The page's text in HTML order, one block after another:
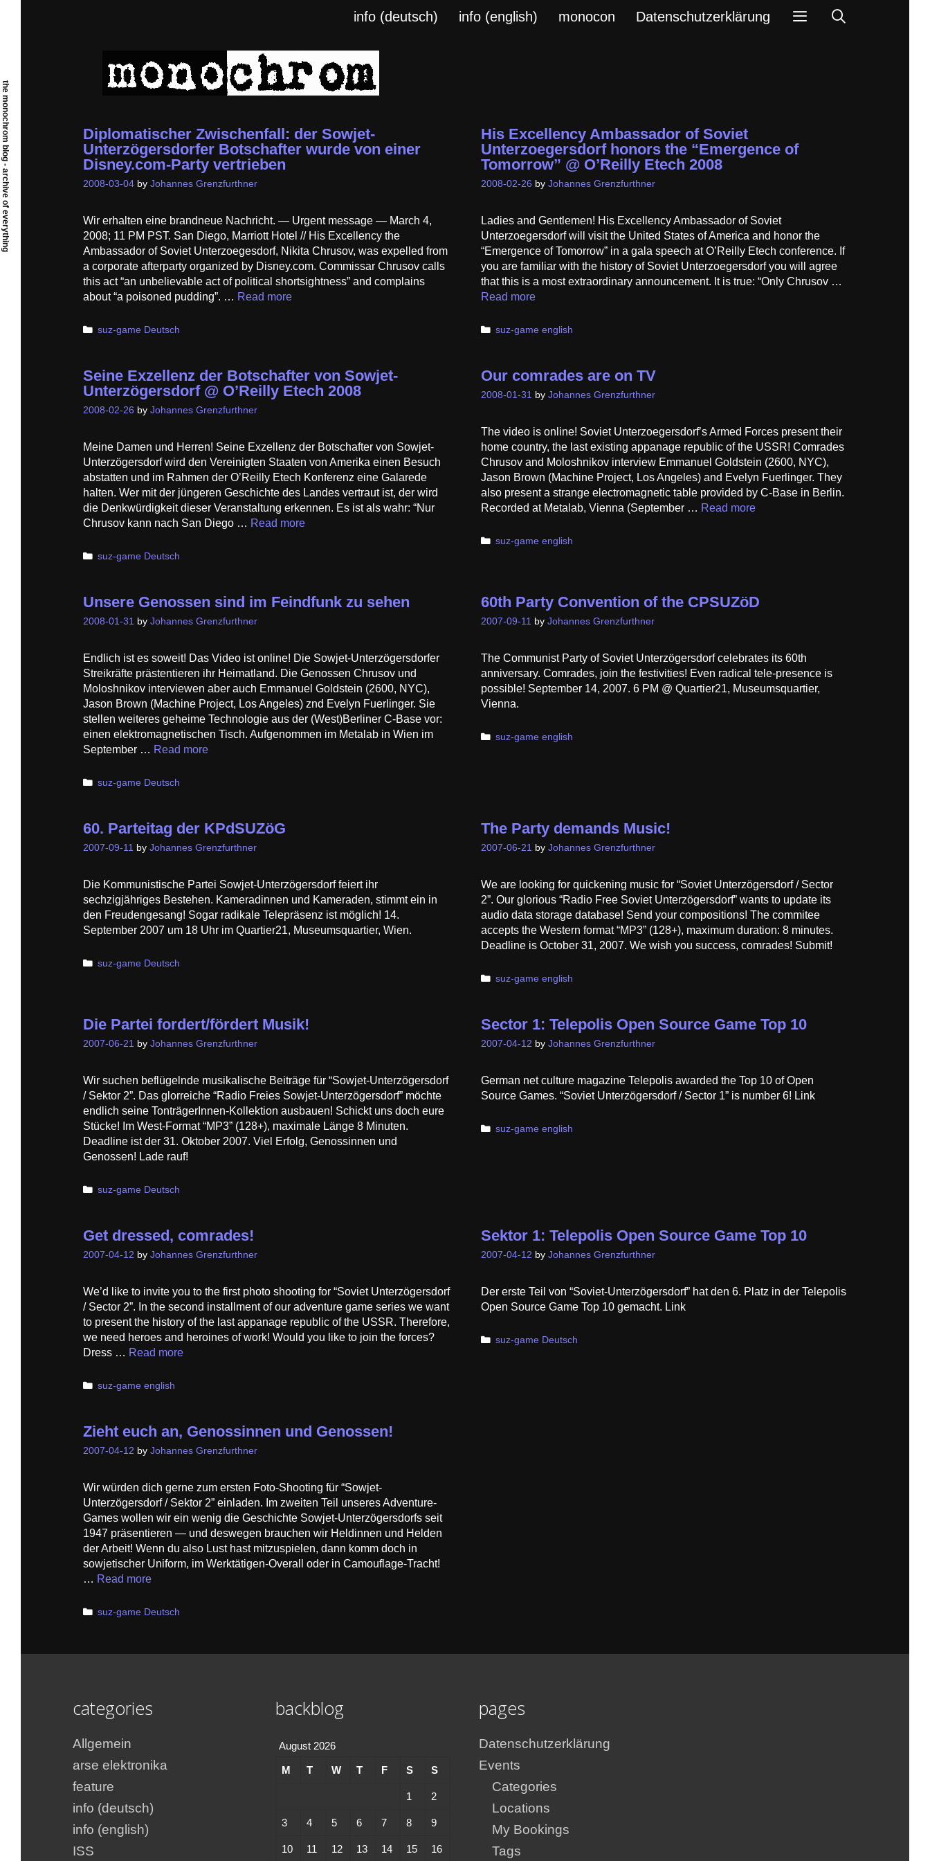
info (deutsch) info (english) monocon Datenschutzerklärung
Diplomatischer Zwischenfall: der Sowjet-
Unterzögersdorfer Botschafter wurde von einer
Disney.com-Party vertrieben
2008-03-04 by Johannes Grenzfurthner
Wir erhalten eine brandneue Nachricht. — Urgent message — March 4,
2008; 11 PM PST. San Diego, Marriott Hotel // His Excellency the
Ambassador of Soviet Unterzoegesdorf, Nikita Chrusov, was expelled from
a corporate afterparty organized by Disney.com. Commissar Chrusov calls
this act “an unbelievable act of political shortsightness” and complains
about “a poisoned pudding”. … Read more
Categories
suz-game Deutsch
His Excellency Ambassador of Soviet
Unterzoegersdorf honors the “Emergence of
Tomorrow” @ O’Reilly Etech 2008
2008-02-26 by Johannes Grenzfurthner
Ladies and Gentlemen! His Excellency Ambassador of Soviet
Unterzoegersdorf will visit the United States of America and honor the
“Emergence of Tomorrow” in a gala speech at O’Reilly Etech conference. If
you are familiar with the history of Soviet Unterzoegersdorf you will agree
that this is a most extraordinary announcement. It is true: “Only Chrusov …
Read more
Categories
suz-game english
Seine Exzellenz der Botschafter von Sowjet-
Unterzögersdorf @ O’Reilly Etech 2008
2008-02-26 by Johannes Grenzfurthner
Meine Damen und Herren! Seine Exzellenz der Botschafter von Sowjet-
Unterzögersdorf wird den Vereinigten Staaten von Amerika einen Besuch
abstatten und im Rahmen der O’Reilly Etech Konferenz eine Galarede
halten. Wer mit der jüngeren Geschichte des Landes vertraut ist, der wird
die Denkwürdigkeit dieser Veranstaltung erkennen. Es ist als wahr: “Nur
Chrusov kann nach San Diego … Read more
Categories
suz-game Deutsch
Our comrades are on TV
2008-01-31 by Johannes Grenzfurthner
The video is online! Soviet Unterzoegersdorf’s Armed Forces present their
home country, the last existing appanage republic of the USSR! Comrades
Chrusov and Moloshnikov interview Emmanuel Goldstein (2600, NYC),
Jason Brown (Machine Project, Los Angeles) and Evelyn Fuerlinger. They
also present a strange electromagnetic table provided by C-Base in Berlin.
Recorded at Metalab, Vienna (September … Read more
Categories
suz-game english
Unsere Genossen sind im Feindfunk zu sehen
2008-01-31 by Johannes Grenzfurthner
Endlich ist es soweit! Das Video ist online! Die Sowjet-Unterzögersdorfer
Streikräfte prästentieren ihr Heimatland. Die Genossen Chrusov und
Moloshnikov interviewen aber auch Emmanuel Goldstein (2600, NYC),
Jason Brown (Machine Project, Los Angeles) znd Evelyn Fuerlinger. Sie
stellen weiteres geheime Technologie aus der (West)Berliner C-Base vor:
einen elektromagnetischen Tisch. Aufgenommen im Metalab in Wien im
September … Read more
Categories
suz-game Deutsch
60th Party Convention of the CPSUZöD
2007-09-11 by Johannes Grenzfurthner
The Communist Party of Soviet Unterzögersdorf celebrates its 60th
anniversary. Comrades, join the festivities! Even radical tele-presence is
possible! September 14, 2007. 6 PM @ Quartier21, Museumsquartier,
Vienna.
Categories
suz-game english
60. Parteitag der KPdSUZöG
2007-09-11 by Johannes Grenzfurthner
Die Kommunistische Partei Sowjet-Unterzögersdorf feiert ihr
sechzigjähriges Bestehen. Kameradinnen und Kameraden, stimmt ein in
den Freudengesang! Sogar radikale Telepräsenz ist möglich! 14.
September 2007 um 18 Uhr im Quartier21, Museumsquartier, Wien.
Categories
suz-game Deutsch
The Party demands Music!
2007-06-21 by Johannes Grenzfurthner
We are looking for quickening music for “Soviet Unterzögersdorf / Sector
2”. Our glorious “Radio Free Soviet Unterzögersdorf” wants to update its
audio data storage database! Send your compositions! The commitee
accepts the Western format “MP3” (128+), maximum duration: 8 minutes.
Deadline is October 31, 2007. We wish you success, comrades! Submit!
Categories
suz-game english
Die Partei fordert/fördert Musik!
2007-06-21 by Johannes Grenzfurthner
Wir suchen beflügelnde musikalische Beiträge für “Sowjet-Unterzögersdorf
/ Sektor 2”. Das glorreiche “Radio Freies Sowjet-Unterzögersdorf” möchte
endlich seine TonträgerInnen-Kollektion ausbauen! Schickt uns doch eure
Stücke! Im West-Format “MP3” (128+), maximale Länge 8 Minuten.
Deadline ist der 31. Oktober 2007. Viel Erfolg, Genossinnen und
Genossen! Lade rauf!
Categories
suz-game Deutsch
Sector 1: Telepolis Open Source Game Top 10
2007-04-12 by Johannes Grenzfurthner
German net culture magazine Telepolis awarded the Top 10 of Open
Source Games. “Soviet Unterzögersdorf / Sector 1” is number 6! Link
Categories
suz-game english
Get dressed, comrades!
2007-04-12 by Johannes Grenzfurthner
We’d like to invite you to the first photo shooting for “Soviet Unterzögersdorf
/ Sector 2”. In the second installment of our adventure game series we want
to present the history of the last appanage republic of the USSR. Therefore,
we need heroes and heroines of work! Would you like to join the forces?
Dress … Read more
Categories
suz-game english
Sektor 1: Telepolis Open Source Game Top 10
2007-04-12 by Johannes Grenzfurthner
Der erste Teil von “Soviet-Unterzögersdorf” hat den 6. Platz in der Telepolis
Open Source Game Top 10 gemacht. Link
Categories
suz-game Deutsch
Zieht euch an, Genossinnen und Genossen!
2007-04-12 by Johannes Grenzfurthner
Wir würden dich gerne zum ersten Foto-Shooting für “Sowjet-
Unterzögersdorf / Sektor 2” einladen. Im zweiten Teil unseres Adventure-
Games wollen wir ein wenig die Geschichte Sowjet-Unterzögersdorfs seit
1947 präsentieren — und deswegen brauchen wir Heldinnen und Helden
der Arbeit! Wenn du also Lust hast mitzuspielen, dann komm doch in
sowjetischer Uniform, im Werktätigen-Overall oder in Camouflage-Tracht!
… Read more
Categories
suz-game Deutsch
categories
Allgemein
arse elektronika
feature
info (deutsch)
info (english)
ISS
backblog
August 2026
M T W T F S S
1 2
3 4 5 6 7 8 9
10 11 12 13 14 15 16
pages
Datenschutzerklärung
Events
Categories
Locations
My Bookings
Tags
the monochrom blog - archive of everything